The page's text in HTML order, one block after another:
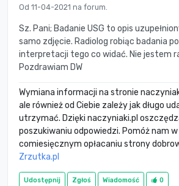
Od 11-04-2021 na forum.
Sz. Pani; Badanie USG to opis
samo zdjęcie. Radiolog robiąc badania
interpretacji tego co widać. Nie jestem
Pozdrawiam DW
Wymiana informacji na stronie
ale również od Ciebie zależy jak długo
utrzymać. Dzięki naczyniaki.pl
poszukiwaniu odpowiedzi. Pomóż nam
comiesięcznym opłacaniu strony
Zrzutka.pl
Udostępnij Zgłoś Wiadomość 0